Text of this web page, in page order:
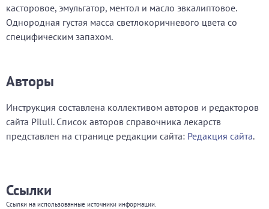
касторовое, эмульгатор, ментол и масло эвкалиптовое.
Однородная густая масса светлокоричневого цвета со
специфическим запахом.
Авторы
Инструкция составлена коллективом авторов и редакторов
сайта Piluli. Список авторов справочника лекарств
представлен на странице редакции сайта: Редакция сайта.
Ссылки
Ссылки на использованные источники информации.